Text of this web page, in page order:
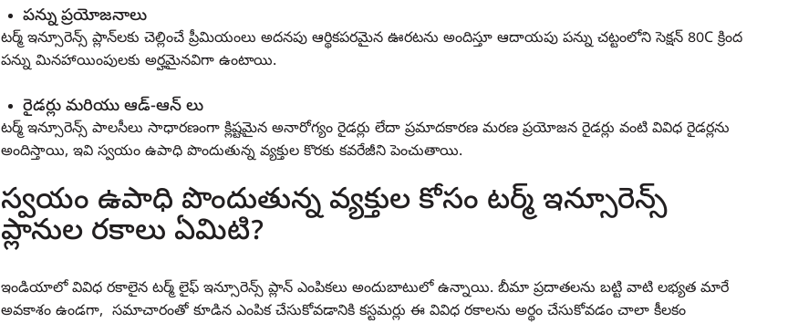
పన్ను ప్రయోజనాలు
టర్మ్ ఇన్సూరెన్స్ ప్లాన్‌లకు చెల్లించే ప్రీమియంలు అదనపు ఆర్థికపరమైన ఊరటను అందిస్తూ ఆదాయపు పన్ను చట్టంలోని సెక్షన్ 80C క్రింద
పన్ను మినహాయింపులకు అర్హమైనవిగా ఉంటాయి.
రైడర్లు మరియు ఆడ్-ఆన్ లు
టర్మ్ ఇన్సూరెన్స్ పాలసీలు సాధారణంగా క్లిష్టమైన అనారోగ్యం రైడర్లు లేదా ప్రమాదకారణ మరణ ప్రయోజన రైడర్లు వంటి వివిధ రైడర్లను
అందిస్తాయి, ఇవి స్వయం ఉపాధి పొందుతున్న వ్యక్తుల కొరకు కవరేజీని పెంచుతాయి.
స్వయం ఉపాధి పొందుతున్న వ్యక్తుల కోసం టర్మ్ ఇన్సూరెన్స్
ప్లానుల రకాలు ఏమిటి?
ఇండియాలో వివిధ రకాలైన టర్మ్ లైఫ్ ఇన్సూరెన్స్ ప్లాన్ ఎంపికలు అందుబాటులో ఉన్నాయి. బీమా ప్రదాతలను బట్టి వాటి లభ్యత మారే
అవకాశం ఉండగా, సమాచారంతో కూడిన ఎంపిక చేసుకోవడానికి కస్టమర్లు ఈ వివిధ రకాలను అర్థం చేసుకోవడం చాలా కీలకం